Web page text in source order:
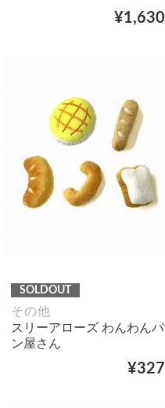
¥1,630
SOLDOUT
その他
スリーアローズ わんわんパ
ン屋さん
¥327